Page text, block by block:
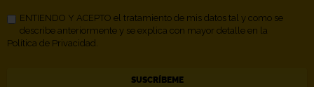
ENTIENDO Y ACEPTO el tratamiento de mis datos tal y como se
describe anteriormente y se explica con mayor detalle en la
Política de Privacidad.